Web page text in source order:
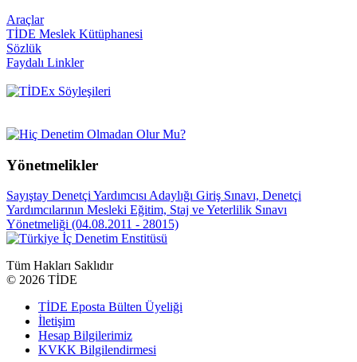
Araçlar
TİDE Meslek Kütüphanesi
Sözlük
Faydalı Linkler
Yönetmelikler
Sayıştay Denetçi Yardımcısı Adaylığı Giriş Sınavı, Denetçi
Yardımcılarının Mesleki Eğitim, Staj ve Yeterlilik Sınavı
Yönetmeliği (04.08.2011 - 28015)
Tüm Hakları Saklıdır
© 2026 TİDE
TİDE Eposta Bülten Üyeliği
İletişim
Hesap Bilgilerimiz
KVKK Bilgilendirmesi